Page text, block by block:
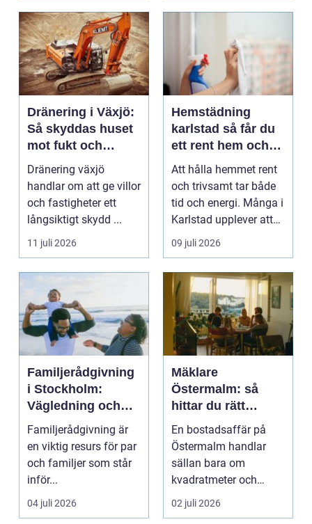
Dränering i Växjö:
Så skyddas huset
mot fukt och
vattenskador
Dränering växjö
handlar om att ge villor
och fastigheter ett
långsiktigt skydd ...
11 juli 2026
Hemstädning
karlstad så får du
ett rent hem och
mer tid över
Att hålla hemmet rent
och trivsamt tar både
tid och energi. Många i
Karlstad upplever att
städningen...
09 juli 2026
Familjerådgivning
i Stockholm:
Vägledning och
stöd för relationer
i kris
Familjerådgivning är
en viktig resurs för par
och familjer som står
inför...
04 juli 2026
Mäklare
Östermalm: så
hittar du rätt
partner för din
bostadsaffär
En bostadsaffär på
Östermalm handlar
sällan bara om
kvadratmeter och
adress. Om...
02 juli 2026